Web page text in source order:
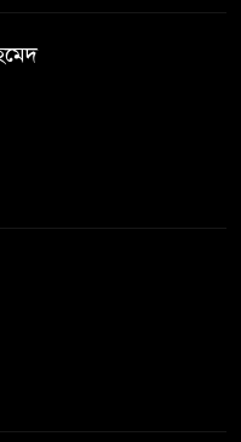
নেতার কর্মীরা যোগ